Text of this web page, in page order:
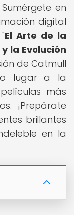
en
digital
El Arte de la
la Evolución
de Catmull
lugar a la
más
¡Prepárate
brillantes
en la